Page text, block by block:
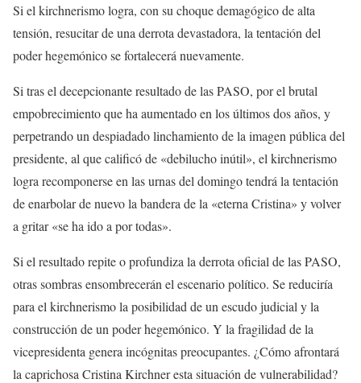
Si el kirchnerismo logra, con su choque demagógico de alta
tensión, resucitar de una derrota devastadora, la tentación del
poder hegemónico se fortalecerá nuevamente.
Si tras el decepcionante resultado de las PASO, por el brutal
empobrecimiento que ha aumentado en los últimos dos años, y
perpetrando un despiadado linchamiento de la imagen pública del
presidente, al que calificó de «debilucho inútil», el kirchnerismo
logra recomponerse en las urnas del domingo tendrá la tentación
de enarbolar de nuevo la bandera de la «eterna Cristina» y volver
a gritar «se ha ido a por todas».
Si el resultado repite o profundiza la derrota oficial de las PASO,
otras sombras ensombrecerán el escenario político. Se reduciría
para el kirchnerismo la posibilidad de un escudo judicial y la
construcción de un poder hegemónico. Y la fragilidad de la
vicepresidenta genera incógnitas preocupantes. ¿Cómo afrontará
la caprichosa Cristina Kirchner esta situación de vulnerabilidad?